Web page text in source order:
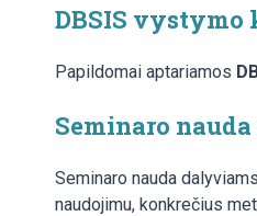
DBSIS vystymo
Papildomai aptariamos
Seminaro
Seminaro nauda
naudojimu, konkrečius